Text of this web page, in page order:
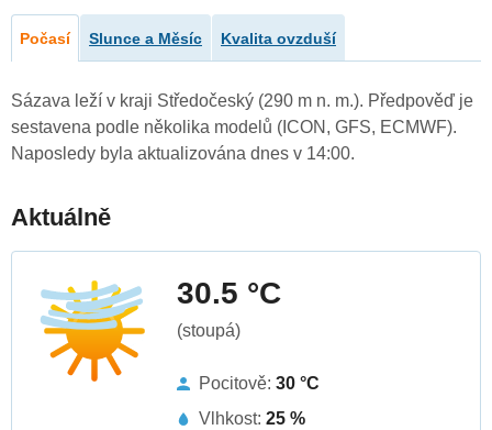
Počasí Slunce a Měsíc Kvalita ovzduší
Sázava leží v kraji Středočeský (290 m n. m.). Předpověď je
sestavena podle několika modelů (ICON, GFS, ECMWF).
Naposledy byla aktualizována dnes v 14:00.
Aktuálně
30.5 °C
(stoupá)
Pocitově: 30 °C
Vlhkost: 25 %